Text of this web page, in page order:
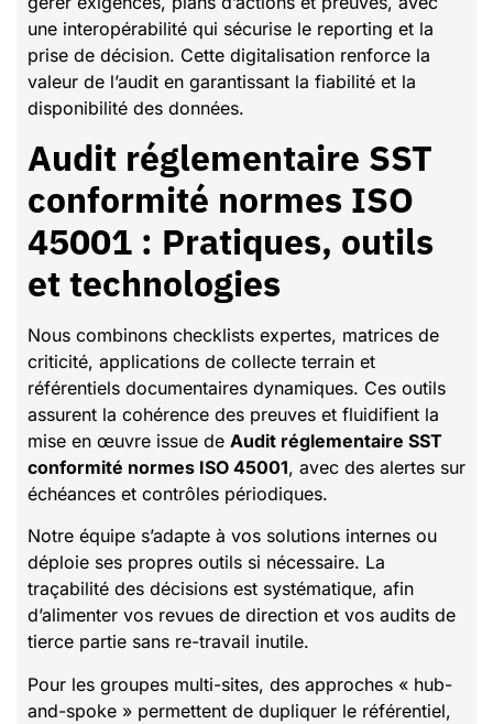
une interopérabilité qui sécurise le reporting et la
prise de décision. Cette digitalisation renforce la
valeur de l’audit en garantissant la fiabilité et la
disponibilité des données.
Audit réglementaire SST
conformité normes ISO
45001 : Pratiques, outils
et technologies
Nous combinons checklists expertes, matrices de
criticité, applications de collecte terrain et
référentiels documentaires dynamiques. Ces outils
assurent la cohérence des preuves et fluidifient la
mise en œuvre issue de Audit réglementaire SST
conformité normes ISO 45001, avec des alertes sur
échéances et contrôles périodiques.
Notre équipe s’adapte à vos solutions internes ou
déploie ses propres outils si nécessaire. La
traçabilité des décisions est systématique, afin
d’alimenter vos revues de direction et vos audits de
tierce partie sans re-travail inutile.
Pour les groupes multi-sites, des approches « hub-
and-spoke » permettent de dupliquer le référentiel,